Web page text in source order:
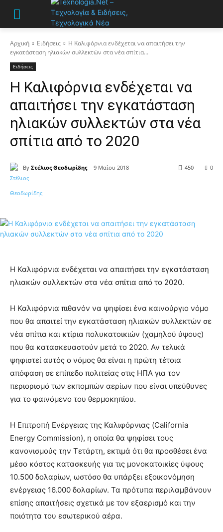
Αρχική Ειδήσεις
Η Καλιφόρνια ενδέχεται να απαιτήσει την
εγκατάσταση ηλιακών συλλεκτών στα νέα σπίτια...
Ειδήσεις
Η Καλιφόρνια ενδέχεται να
απαιτήσει την εγκατάσταση
ηλιακών συλλεκτών στα νέα
σπίτια από το 2020
By Στέλιος Θεοδωρίδης 9 Μαΐου 2018 0
450
Η Καλιφόρνια ενδέχεται να απαιτήσει την εγκατάσταση
ηλιακών συλλεκτών στα νέα σπίτια από το 2020.
Η Καλιφόρνια πιθανόν να ψηφίσει ένα καινούργιο νόμο
που θα απαιτεί την εγκατάσταση ηλιακών συλλεκτών σε
νέα σπίτια και κτίρια πολυκατοικιών (χαμηλού ύψους)
που θα κατασκευαστούν μετά το 2020. Αν τελικά
ψηφιστεί αυτός ο νόμος θα είναι η πρώτη τέτοια
απόφαση σε επίπεδο πολιτείας στις ΗΠΑ για τον
περιορισμό των εκπομπών αερίων που είναι υπεύθυνες
για το φαινόμενο του θερμοκηπίου.
Η Επιτροπή Ενέργειας της Καλιφόρνιας (California
Energy Commission), η οποία θα ψηφίσει τους
κανονισμούς την Τετάρτη, εκτιμά ότι θα προσθέσει ένα
μέσο κόστος κατασκευής για τις μονοκατοικίες ύψους
10.500 δολαρίων, ωστόσο θα υπάρξει εξοικονόμηση
ενέργειας 16.000 δολαρίων. Τα πρότυπα περιλαμβάνουν
επίσης απαιτήσεις σχετικά με τον εξαερισμό και την
ποιότητα του εσωτερικού αέρα.